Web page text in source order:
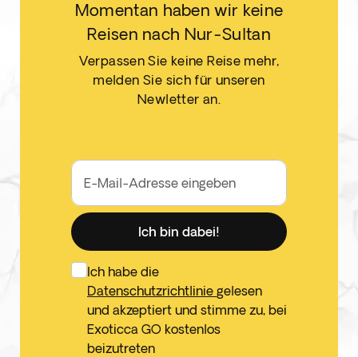
Momentan haben wir keine
Reisen nach Nur-Sultan
Verpassen Sie keine Reise mehr,
melden Sie sich für unseren
Newletter an.
E-Mail-Adresse eingeben
Ich bin dabei!
Ich habe die
Datenschutzrichtlinie gelesen
und akzeptiert und stimme zu, bei
Exoticca GO kostenlos
beizutreten